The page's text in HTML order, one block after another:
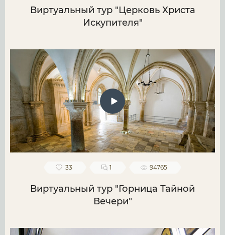
Виртуальный тур "Церковь Христа
Искупителя"
33 1 94765
Виртуальный тур "Горница Тайной
Вечери"